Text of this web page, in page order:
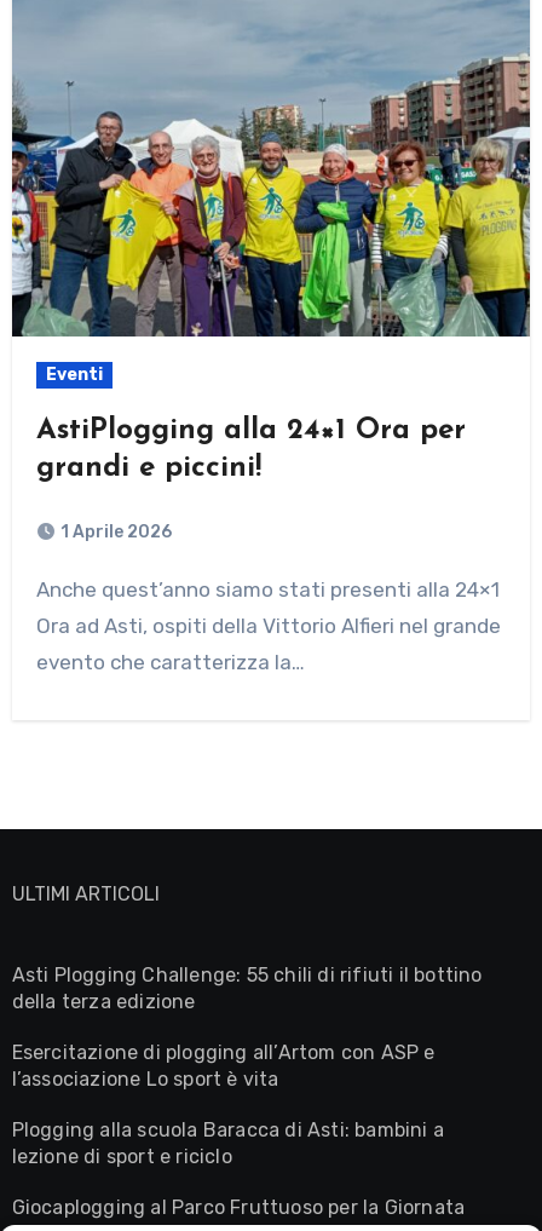
Eventi
AstiPlogging alla 24×1 Ora per
grandi e piccini!
1 Aprile 2026
Anche quest’anno siamo stati presenti alla 24×1
Ora ad Asti, ospiti della Vittorio Alfieri nel grande
evento che caratterizza la…
ULTIMI ARTICOLI
Asti Plogging Challenge: 55 chili di rifiuti il bottino
della terza edizione
Esercitazione di plogging all’Artom con ASP e
l’associazione Lo sport è vita
Plogging alla scuola Baracca di Asti: bambini a
lezione di sport e riciclo
Giocaplogging al Parco Fruttuoso per la Giornata